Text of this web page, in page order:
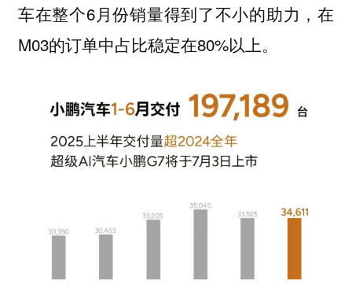
车在整个6月份销量得到了不小的助力，在
M03的订单中占比稳定在80%以上。